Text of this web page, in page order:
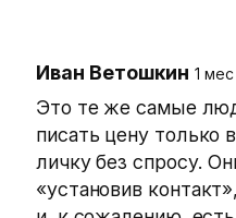
Иван Ветошкин 1 мес
Это те же самые
писать цену только
личку без спросу.
«установив